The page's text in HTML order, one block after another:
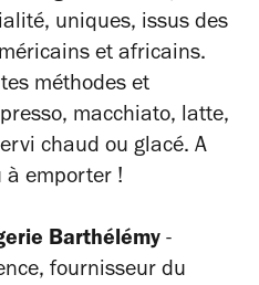
uniques, issus des
et africains.
méthodes et
macchiato, latte,
chaud ou glacé. A
à emporter !
Barthélémy -
fournisseur du